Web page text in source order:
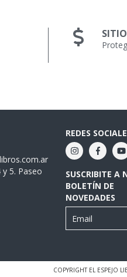
5. Paseo
REDES
SUSCRIBITE A
BOLETÍN DE
NOVEDADES
COPYRIGHT EL ESPEJO